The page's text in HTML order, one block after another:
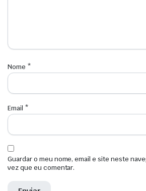
Nome *
Email *
Guardar o meu nome, email e site neste
vez que eu comentar.